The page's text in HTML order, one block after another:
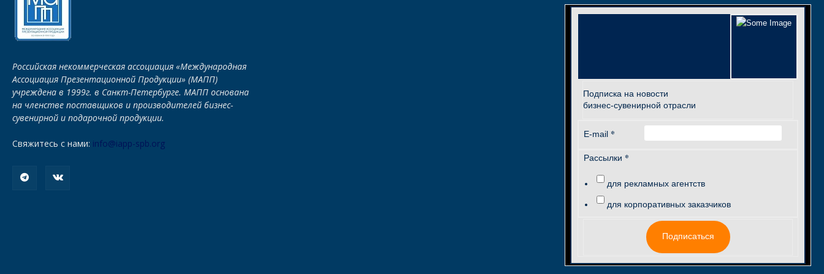
Российская некоммерческая ассоциация «Международная
Ассоциация Презентационной Продукции» (МАПП)
учреждена в 1999г. в Санкт-Петербурге. МАПП основана
на членстве поставщиков и производителей бизнес-
сувенирной и подарочной продукции.
Свяжитесь с нами: info@iapp-spb.org
Подписка на новости
бизнес-сувенирной отрасли
E-mail *
Рассылки *
для рекламных агентств
для корпоративных заказчиков
Подписаться